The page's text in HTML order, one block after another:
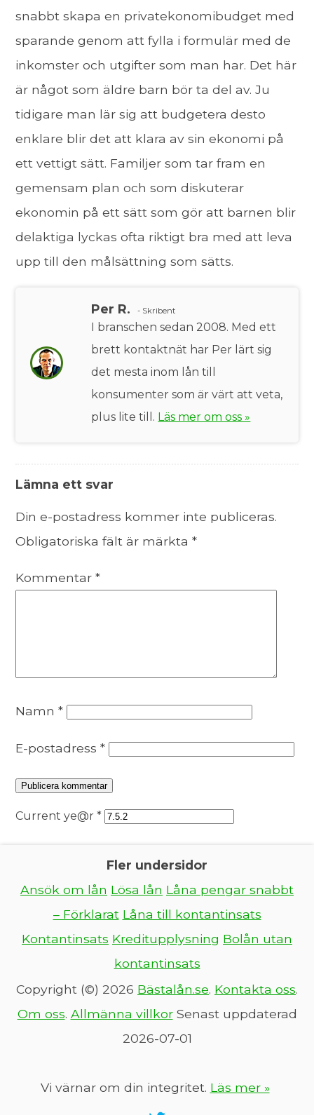
snabbt skapa en privatekonomibudget med
sparande genom att fylla i formulär med de
inkomster och utgifter som man har. Det här
är något som äldre barn bör ta del av. Ju
tidigare man lär sig att budgetera desto
enklare blir det att klara av sin ekonomi på
ett vettigt sätt. Familjer som tar fram en
gemensam plan och som diskuterar
ekonomin på ett sätt som gör att barnen blir
delaktiga lyckas ofta riktigt bra med att leva
upp till den målsättning som sätts.
Per R. - Skribent
I branschen sedan 2008. Med ett
brett kontaktnät har Per lärt sig
det mesta inom lån till
konsumenter som är värt att veta,
plus lite till. Läs mer om oss »
Lämna ett svar
Din e-postadress kommer inte publiceras.
Obligatoriska fält är märkta*
Kommentar*
Namn*
E-postadress*
Current ye@r*
Fler undersidor
Ansök om lån Lösa lån Låna pengar snabbt
– Förklarat Låna till kontantinsats
Kontantinsats Kreditupplysning Bolån utan
kontantinsats
Copyright (©) 2026 Bästalån.se. Kontakta oss.
Om oss. Allmänna villkorSenast uppdaterad
2026-07-01
Vi värnar om din integritet. Läs mer »